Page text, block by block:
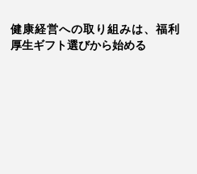
健康経営への取り組みは、福利
厚生ギフト選びから始める